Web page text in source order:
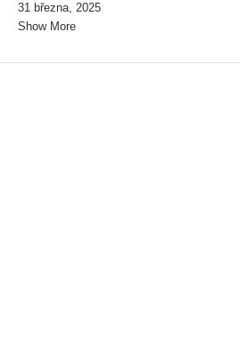
31 března, 2025
Show More